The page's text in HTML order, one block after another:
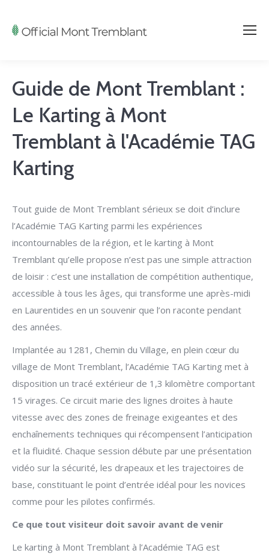
Guide de Mont Tremblant :
Le Karting à Mont
Tremblant à l'Académie TAG
Karting
Tout guide de Mont Tremblant sérieux se doit d’inclure
l’Académie TAG Karting parmi les expériences
incontournables de la région, et le karting à Mont
Tremblant qu’elle propose n’est pas une simple attraction
de loisir : c’est une installation de compétition authentique,
accessible à tous les âges, qui transforme une après-midi
en Laurentides en un souvenir que l’on raconte pendant
des années.
Implantée au 1281, Chemin du Village, en plein cœur du
village de Mont Tremblant, l’Académie TAG Karting met à
disposition un tracé extérieur de 1,3 kilomètre comportant
15 virages. Ce circuit marie des lignes droites à haute
vitesse avec des zones de freinage exigeantes et des
enchaînements techniques qui récompensent l’anticipation
et la fluidité. Chaque session débute par une présentation
vidéo sur la sécurité, les drapeaux et les trajectoires de
base, constituant le point d’entrée idéal pour les novices
comme pour les pilotes confirmés.
Ce que tout visiteur doit savoir avant de venir
Le karting à Mont Tremblant à l’Académie TAG est